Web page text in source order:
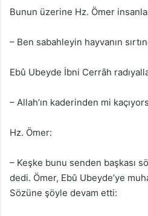
Bunun üzerine Hz. Ömer
– Ben sabahleyin hayvanın
Ebû Ubeyde İbni Cerrâh
– Allah’ın kaderinden mi
Hz. Ömer:
– Keşke bunu senden başkası
dedi. Ömer, Ebû Ubeyde’ye
Sözüne şöyle devam etti: